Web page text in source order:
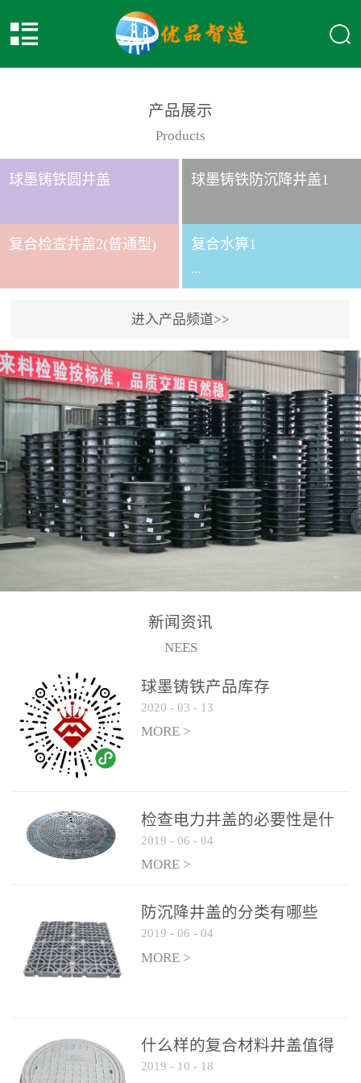
产品展示
Products
球墨铸铁圆井盖 球墨铸铁防沉降井盖1
复合检查井盖2(普通型) 复合水箅1
...
给排水应用系列时间
2017-2-15
进入产品频道>>
新闻资讯
NEES
球墨铸铁产品库存
2020 - 03 - 13
MORE >
检查电力井盖的必要性是什
么？
2019 - 06 - 04
MORE >
防沉降井盖的分类有哪些
2019 - 06 - 04
MORE >
什么样的复合材料井盖值得
选择和使用
2019 - 10 - 18